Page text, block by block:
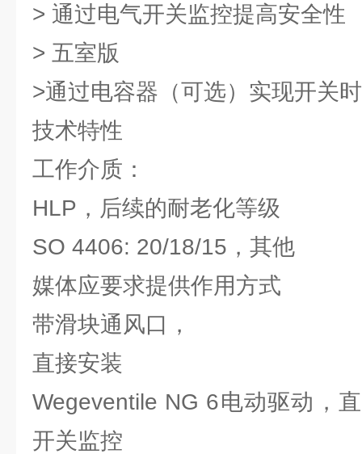
> 通过电气开关监控提高安全性
> 五室版
>通过电容器（可选）实现开关
技术特性
工作介质：
HLP，后续的耐老化等级
SO 4406: 20/18/15，其他
媒体应要求提供作用方式
带滑块通风口，
直接安装
Wegeventile NG 6电动驱动，
开关监控